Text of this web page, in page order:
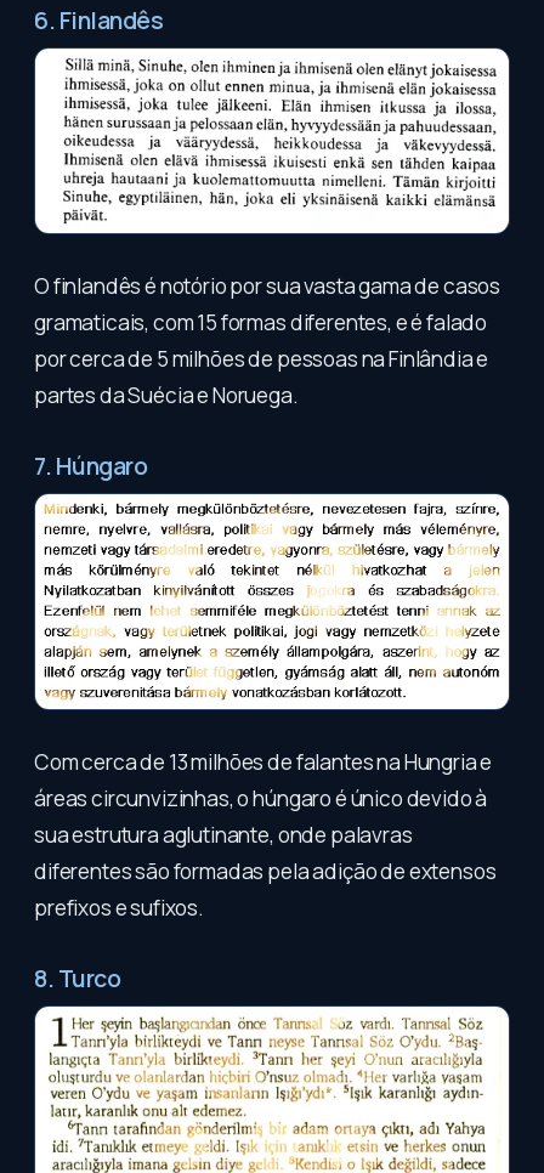
6. Finlandês
O finlandês é notório por sua vasta gama de casos
gramaticais, com 15 formas diferentes, e é falado
por cerca de 5 milhões de pessoas na Finlândia e
partes da Suécia e Noruega.
7. Húngaro
Com cerca de 13 milhões de falantes na Hungria e
áreas circunvizinhas, o húngaro é único devido à
sua estrutura aglutinante, onde palavras
diferentes são formadas pela adição de extensos
prefixos e sufixos.
8. Turco